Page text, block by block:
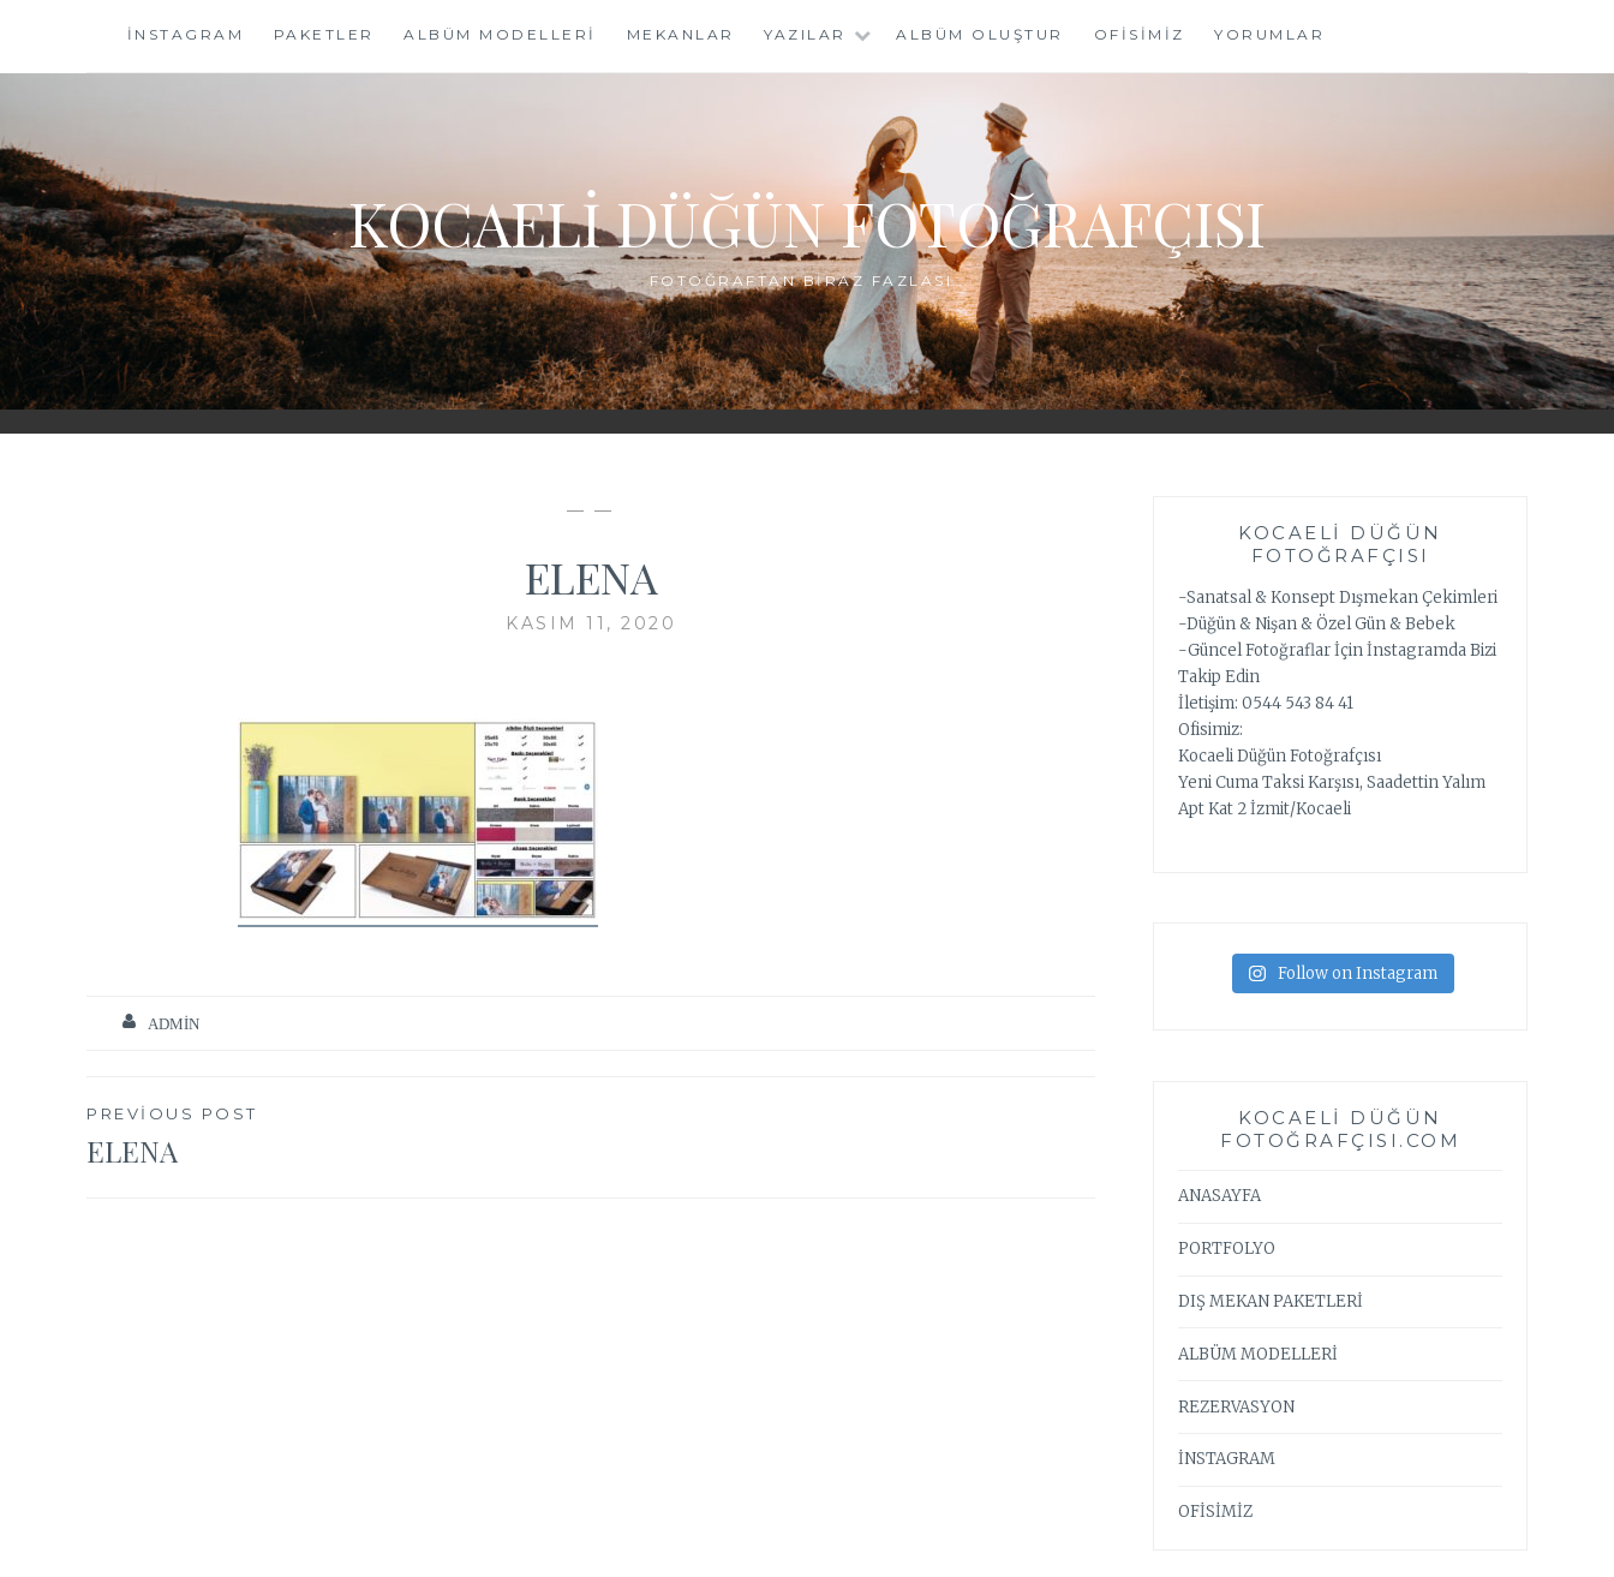
content
İNSTAGRAM PAKETLER ALBÜM MODELLERI MEKANLAR YAZILAR ALBÜM OLUŞTUR OFİSİMİZ YORUMLAR
KOCAELI DÜĞÜN FOTOĞRAFÇISI
FOTOĞRAFTAN BIRAZ FAZLASI…
— —
ELENA
KASIM 11, 2020
ADMIN
Yazı
PREVIOUS POST
ELENA
KOCAELI DÜĞÜN
FOTOĞRAFÇISI
-Sanatsal & Konsept Dışmekan Çekimleri
-Düğün & Nişan & Özel Gün & Bebek
-Güncel Fotoğraflar İçin İnstagramda Bizi
Takip Edin
İletişim: 0544 543 84 41
Ofisimiz:
Kocaeli Düğün Fotoğrafçısı
Yeni Cuma Taksi Karşısı, Saadettin Yalım
Apt Kat 2 İzmit/Kocaeli
Follow on Instagram
KOCAELI DÜĞÜN
FOTOĞRAFÇISI.COM
ANASAYFA
PORTFOLYO
DIŞ MEKAN PAKETLERİ
ALBÜM MODELLERİ
REZERVASYON
İNSTAGRAM
OFİSİMİZ